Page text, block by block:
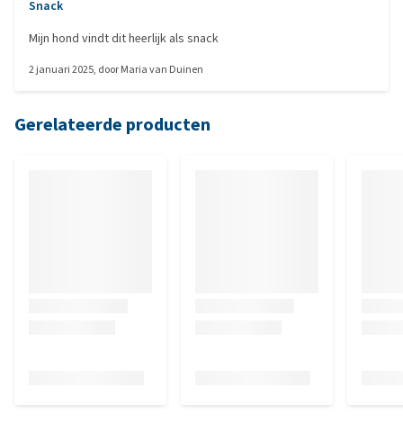
Snack
Mijn hond vindt dit heerlijk als snack
2 januari 2025, doorMaria van Duinen
Gerelateerde producten